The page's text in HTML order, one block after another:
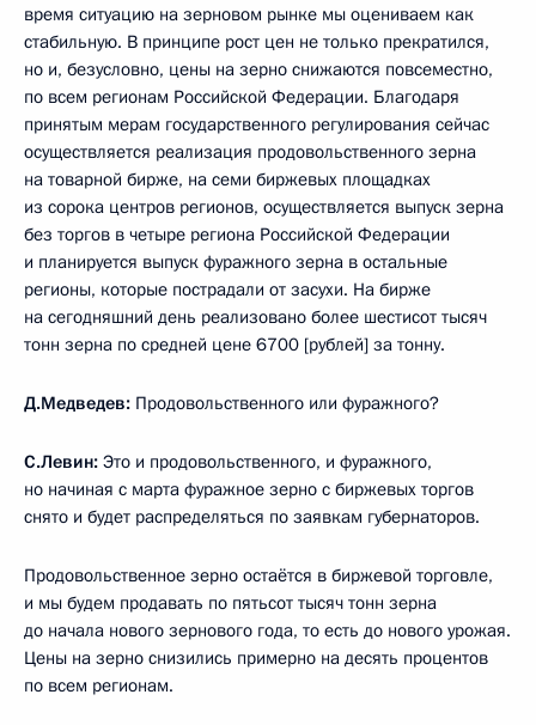
время ситуацию на зерновом рынке мы оцениваем как
стабильную. В принципе рост цен не только прекратился,
но и, безусловно, цены на зерно снижаются повсеместно,
по всем регионам Российской Федерации. Благодаря
принятым мерам государственного регулирования сейчас
осуществляется реализация продовольственного зерна
на товарной бирже, на семи биржевых площадках
из сорока центров регионов, осуществляется выпуск зерна
без торгов в четыре региона Российской Федерации
и планируется выпуск фуражного зерна в остальные
регионы, которые пострадали от засухи. На бирже
на сегодняшний день реализовано более шестисот тысяч
тонн зерна по средней цене 6700 [рублей] за тонну.
Д.Медведев: Продовольственного или фуражного?
С.Левин: Это и продовольственного, и фуражного,
но начиная с марта фуражное зерно с биржевых торгов
снято и будет распределяться по заявкам губернаторов.
Продовольственное зерно остаётся в биржевой торговле,
и мы будем продавать по пятьсот тысяч тонн зерна
до начала нового зернового года, то есть до нового урожая.
Цены на зерно снизились примерно на десять процентов
по всем регионам.